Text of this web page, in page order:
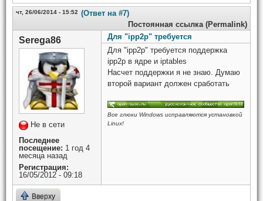
чт, 26/06/2014 - 15:52 (Ответ на #7)
Постоянная ссылка (Permalink)
Serega86
Не в сети
Последнее
посещение: 1 год 4
месяца назад
Регистрация:
16/05/2012 - 09:18
Для "ipp2p" требуется
Для "ipp2p" требуется поддержка
ipp2p в ядре и iptables
Насчет поддержки я не знаю. Думаю
второй вариант должен сработать
Все глюки Windows исправляются установкой
Linux!
Вверху